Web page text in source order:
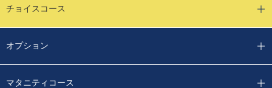
チョイスコース
オプション
マタニティコース